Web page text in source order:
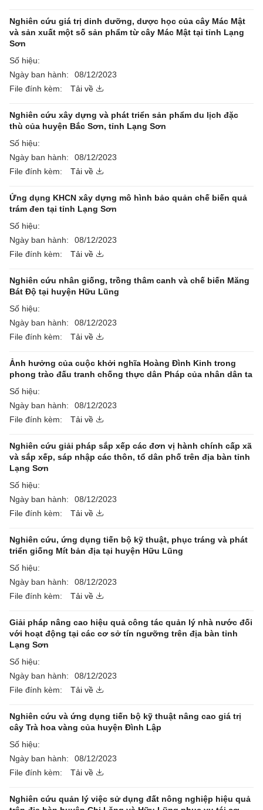
Nghiên cứu giá trị dinh dưỡng, dược học của cây Mác Mật
và sản xuất một số sản phẩm từ cây Mác Mật tại tỉnh Lạng
Sơn
Số hiệu:
Ngày ban hành:
08/12/2023
File đính kèm:
Tải về
Nghiên cứu xây dựng và phát triển sản phẩm du lịch đặc
thù của huyện Bắc Sơn, tỉnh Lạng Sơn
Số hiệu:
Ngày ban hành:
08/12/2023
File đính kèm:
Tải về
Ứng dụng KHCN xây dựng mô hình bảo quản chế biến quả
trám đen tại tỉnh Lạng Sơn
Số hiệu:
Ngày ban hành:
08/12/2023
File đính kèm:
Tải về
Nghiên cứu nhân giống, trồng thâm canh và chế biến Măng
Bát Độ tại huyện Hữu Lũng
Số hiệu:
Ngày ban hành:
08/12/2023
File đính kèm:
Tải về
Ảnh hưởng của cuộc khởi nghĩa Hoàng Đình Kinh trong
phong trào đấu tranh chống thực dân Pháp của nhân dân ta
Số hiệu:
Ngày ban hành:
08/12/2023
File đính kèm:
Tải về
Nghiên cứu giải pháp sắp xếp các đơn vị hành chính cấp xã
và sắp xếp, sáp nhập các thôn, tổ dân phố trên địa bàn tỉnh
Lạng Sơn
Số hiệu:
Ngày ban hành:
08/12/2023
File đính kèm:
Tải về
Nghiên cứu, ứng dụng tiến bộ kỹ thuật, phục tráng và phát
triển giống Mít bản địa tại huyện Hữu Lũng
Số hiệu:
Ngày ban hành:
08/12/2023
File đính kèm:
Tải về
Giải pháp nâng cao hiệu quả công tác quản lý nhà nước đối
với hoạt động tại các cơ sở tín ngưỡng trên địa bàn tỉnh
Lạng Sơn
Số hiệu:
Ngày ban hành:
08/12/2023
File đính kèm:
Tải về
Nghiên cứu và ứng dụng tiến bộ kỹ thuật nâng cao giá trị
cây Trà hoa vàng của huyện Đình Lập
Số hiệu:
Ngày ban hành:
08/12/2023
File đính kèm:
Tải về
Nghiên cứu quản lý việc sử dụng đất nông nghiệp hiệu quả